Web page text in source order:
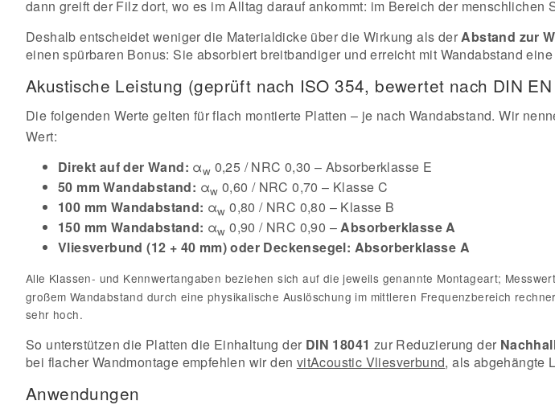
dann greift der Filz dort, wo es im Alltag darauf ankommt: im Bereich der menschlichen
Deshalb entscheidet weniger die Materialdicke über die Wirkung als derAbstand zur
einen spürbaren Bonus: Sie absorbiert breitbandiger und erreicht mit Wandabstand
Akustische Leistung (geprüft nach ISO 354, bewertet nach DIN
Die folgenden Werte gelten für flach montierte Platten – je nach Wandabstand. Wir
Wert:
Direkt auf der Wand: αw 0,25 / NRC 0,30 – Absorberklasse E
50 mm Wandabstand: αw 0,60 / NRC 0,70 – Klasse C
100 mm Wandabstand: αw 0,80 / NRC 0,80 – Klasse B
150 mm Wandabstand: αw 0,90 / NRC 0,90 –Absorberklasse A
Vliesverbund (12 + 40 mm) oder Deckensegel: Absorberklasse A
Alle Klassen- und Kennwertangaben beziehen sich auf die jeweils genannte Montageart;
großem Wandabstand durch eine physikalische Auslöschung im mittleren Frequenzbereich
sehr hoch.
So unterstützen die Platten die Einhaltung der DIN 18041 zur Reduzierung der
bei flacher Wandmontage empfehlen wir den vitAcoustic Vliesverbund, als abgehängte
Anwendungen